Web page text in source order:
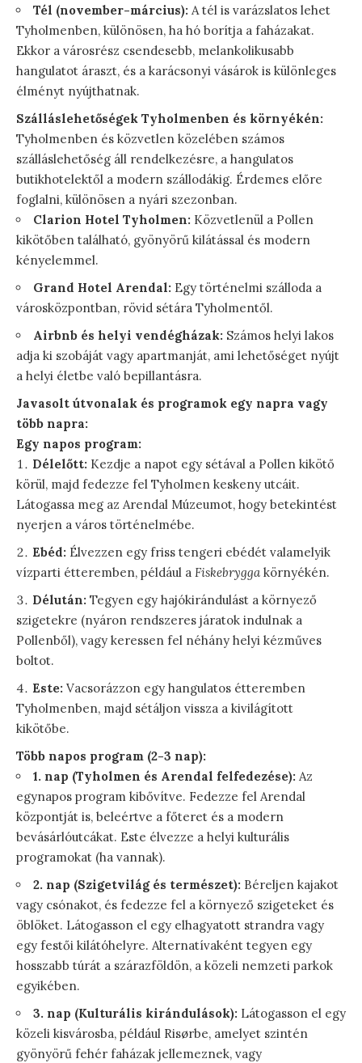
Tél (november-március): A tél is varázslatos lehet
Tyholmenben, különösen, ha hó borítja a faházakat.
Ekkor a városrész csendesebb, melankolikusabb
hangulatot áraszt, és a karácsonyi vásárok is különleges
élményt nyújthatnak.
Szálláslehetőségek Tyholmenben és környékén:
Tyholmenben és közvetlen közelében számos
szálláslehetőség áll rendelkezésre, a hangulatos
butikhotelektől a modern szállodákig. Érdemes előre
foglalni, különösen a nyári szezonban.
Clarion Hotel Tyholmen: Közvetlenül a Pollen
kikötőben található, gyönyörű kilátással és modern
kényelemmel.
Grand Hotel Arendal: Egy történelmi szálloda a
városközpontban, rövid sétára Tyholmentől.
Airbnb és helyi vendégházak: Számos helyi lakos
adja ki szobáját vagy apartmanját, ami lehetőséget nyújt
a helyi életbe való bepillantásra.
Javasolt útvonalak és programok egy napra vagy
több napra:
Egy napos program:
Délelőtt: Kezdje a napot egy sétával a Pollen kikötő
körül, majd fedezze fel Tyholmen keskeny utcáit.
Látogassa meg az Arendal Múzeumot, hogy betekintést
nyerjen a város történelmébe.
Ebéd: Élvezzen egy friss tengeri ebédét valamelyik
vízparti étteremben, például a Fiskebrygga környékén.
Délután: Tegyen egy hajókirándulást a környező
szigetekre (nyáron rendszeres járatok indulnak a
Pollenből), vagy keressen fel néhány helyi kézműves
boltot.
Este: Vacsorázzon egy hangulatos étteremben
Tyholmenben, majd sétáljon vissza a kivilágított
kikötőbe.
Több napos program (2-3 nap):
1. nap (Tyholmen és Arendal felfedezése): Az
egynapos program kibővítve. Fedezze fel Arendal
központját is, beleértve a főteret és a modern
bevásárlóutcákat. Este élvezze a helyi kulturális
programokat (ha vannak).
2. nap (Szigetvilág és természet): Béreljen kajakot
vagy csónakot, és fedezze fel a környező szigeteket és
öblöket. Látogasson el egy elhagyatott strandra vagy
egy festői kilátóhelyre. Alternatívaként tegyen egy
hosszabb túrát a szárazföldön, a közeli nemzeti parkok
egyikében.
3. nap (Kulturális kirándulások): Látogasson el egy
közeli kisvárosba, például Risørbe, amelyet szintén
gyönyörű fehér faházak jellemeznek, vagy